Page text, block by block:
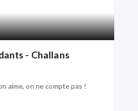
- Challans
aime, on ne compte pas !